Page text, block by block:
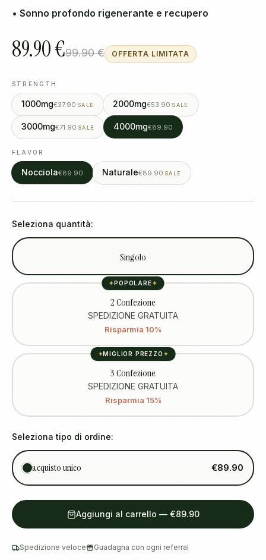
• Sonno profondo rigenerante e recupero
89.90 €99.90 € OFFERTA LIMITATA
STRENGTH
1000mg€37.90 SALE 2000mg€53.90 SALE
3000mg€71.90 SALE 4000mg€89.90
FLAVOR
Nocciola€89.90 Naturale€89.90 SALE
Seleziona quantità:
Singolo
✦POPOLARE✦
2 Confezione
SPEDIZIONE GRATUITA
Risparmia 10%
✦MIGLIOR PREZZO ✦
3 Confezione
SPEDIZIONE GRATUITA
Risparmia 15%
Seleziona tipo di ordine:
acquisto unico €89.90
Aggiungi al carrello — €89.90
Spedizione veloce Guadagna con ogni referral